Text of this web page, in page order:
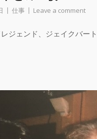
仕事 Leave a comment
ジェンド、ジェイクバー